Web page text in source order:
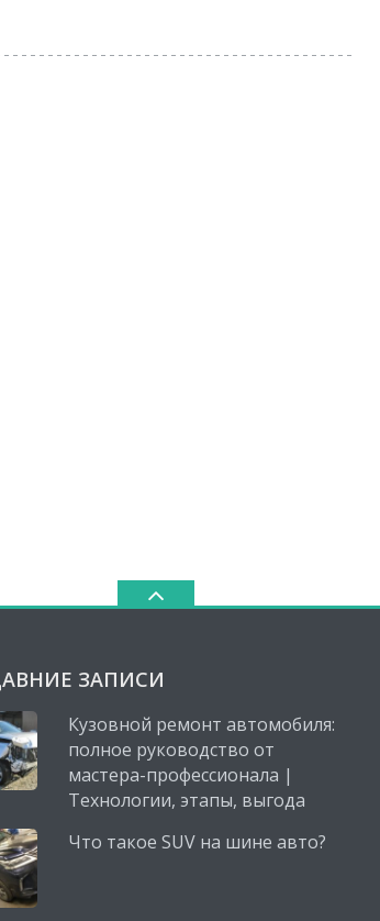
ЗАПИСИ
Кузовной ремонт автомобиля:
полное руководство от
мастера-профессионала |
Технологии, этапы, выгода
Что такое SUV на шине авто?